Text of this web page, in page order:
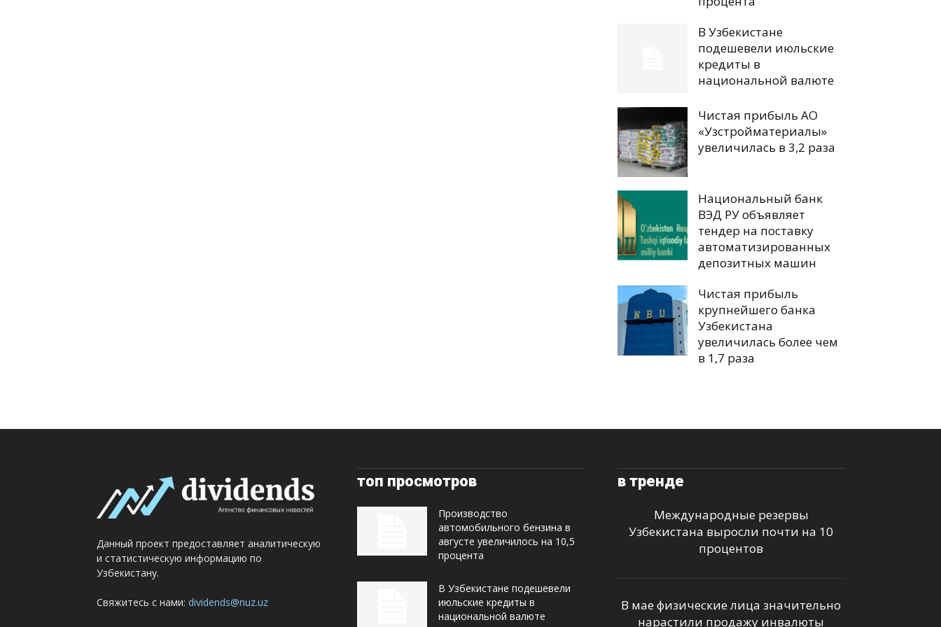
В Узбекистане
подешевели июльские
кредиты в
национальной валюте
Чистая прибыль АО
«Узстройматериалы»
увеличилась в 3,2 раза
Национальный банк
ВЭД РУ объявляет
тендер на поставку
автоматизированных
депозитных машин
Чистая прибыль
крупнейшего банка
Узбекистана
увеличилась более чем
в 1,7 раза
Данный проект предоставляет аналитическую
и статистическую информацию по
Узбекистану.
Свяжитесь с нами: dividends@nuz.uz
топ просмотров
Производство
автомобильного бензина в
августе увеличилось на 10,5
процента
В Узбекистане подешевели
июльские кредиты в
национальной валюте
в тренде
Международные резервы
Узбекистана выросли почти на 10
процентов
В мае физические лица значительно
нарастили продажу инвалюты